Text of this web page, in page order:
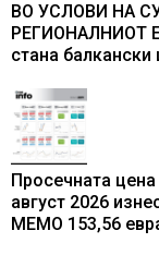
ВО УСЛОВИ НА
РЕГИОНАЛНИОТ
стана
Просечната цена
август 2026
МЕМО 153,56